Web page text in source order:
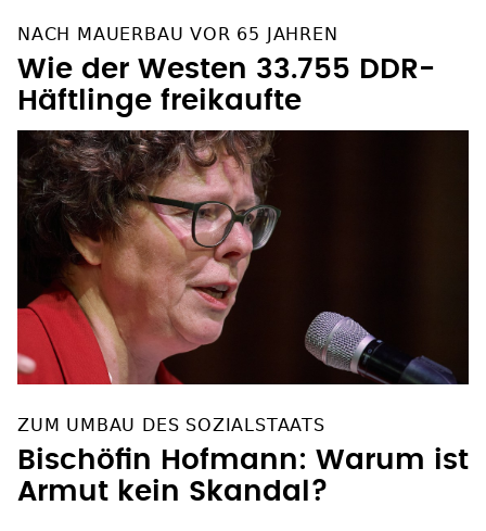
NACH MAUERBAU VOR 65 JAHREN
Wie der Westen 33.755 DDR-
Häftlinge freikaufte
ZUM UMBAU DES SOZIALSTAATS
Bischöfin Hofmann: Warum ist
Armut kein Skandal?